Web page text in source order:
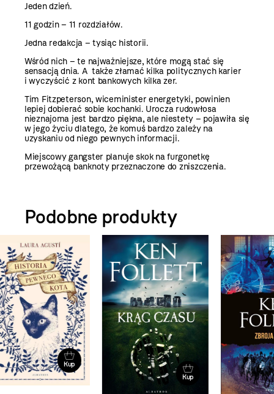
Jeden dzień.
11 godzin – 11 rozdziałów.
Jedna redakcja – tysiąc historii.
Wśród nich – te najważniejsze, które mogą stać się
sensacją dnia. A także złamać kilka politycznych karier
i wyczyścić z kont bankowych kilka zer.
Tim Fitzpeterson, wiceminister energetyki, powinien
lepiej dobierać sobie kochanki. Urocza rudowłosa
nieznajoma jest bardzo piękna, ale niestety – pojawiła się
w jego życiu dlatego, że komuś bardzo zależy na
uzyskaniu od niego pewnych informacji.
Miejscowy gangster planuje skok na furgonetkę
przewożącą banknoty przeznaczone do zniszczenia.
Podobne produkty
Kup